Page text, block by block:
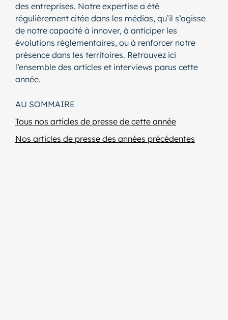
des entreprises. Notre expertise a été
régulièrement citée dans les médias, qu’il s’agisse
de notre capacité à innover, à anticiper les
évolutions réglementaires, ou à renforcer notre
présence dans les territoires. Retrouvez ici
l’ensemble des articles et interviews parus cette
année.
AU SOMMAIRE
Tous nos articles de presse de cette année
Nos articles de presse des années précédentes